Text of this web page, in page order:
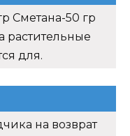
Сметана-50 гр
растительные
для.
на возврат